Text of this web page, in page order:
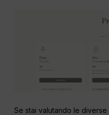
Se stai valutando le